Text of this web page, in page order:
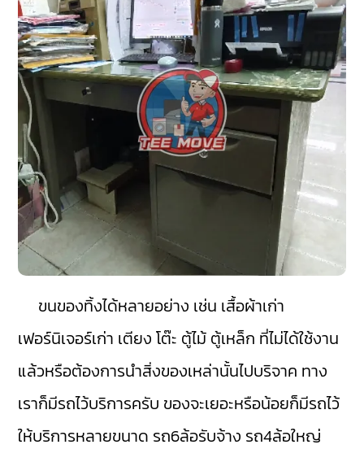
ขนของทิ้งได้หลายอย่าง เช่น เสื้อผ้าเก่า
เฟอร์นิเจอร์เก่า เตียง โต๊ะ ตู้ไม้ ตู้เหล็ก ที่ไม่ได้ใช้งาน
แล้วหรือต้องการนำสิ่งของเหล่านั้นไปบริจาค ทาง
เราก็มีรถไว้บริการครับ ของจะเยอะหรือน้อยก็มีรถไว้
ให้บริการหลายขนาด รถ6ล้อรับจ้าง รถ4ล้อใหญ่